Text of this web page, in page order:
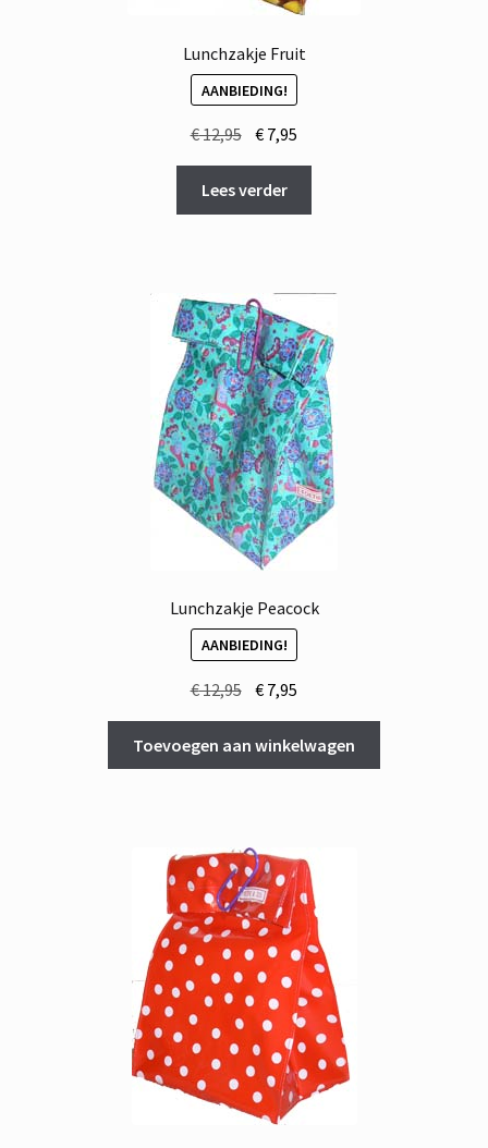
Lunchzakje Fruit
AANBIEDING!
€12,95 Oorspronkelijke
prijs
was:
€ 12,95.
€ 7,95
prijs
€ 7,95.
Lees verder
Lunchzakje Peacock
AANBIEDING!
€12,95 Oorspronkelijke
was:
€ 12,95.
€ 7,95
is:
€ 7,95.
Toevoegen aan winkelwagen